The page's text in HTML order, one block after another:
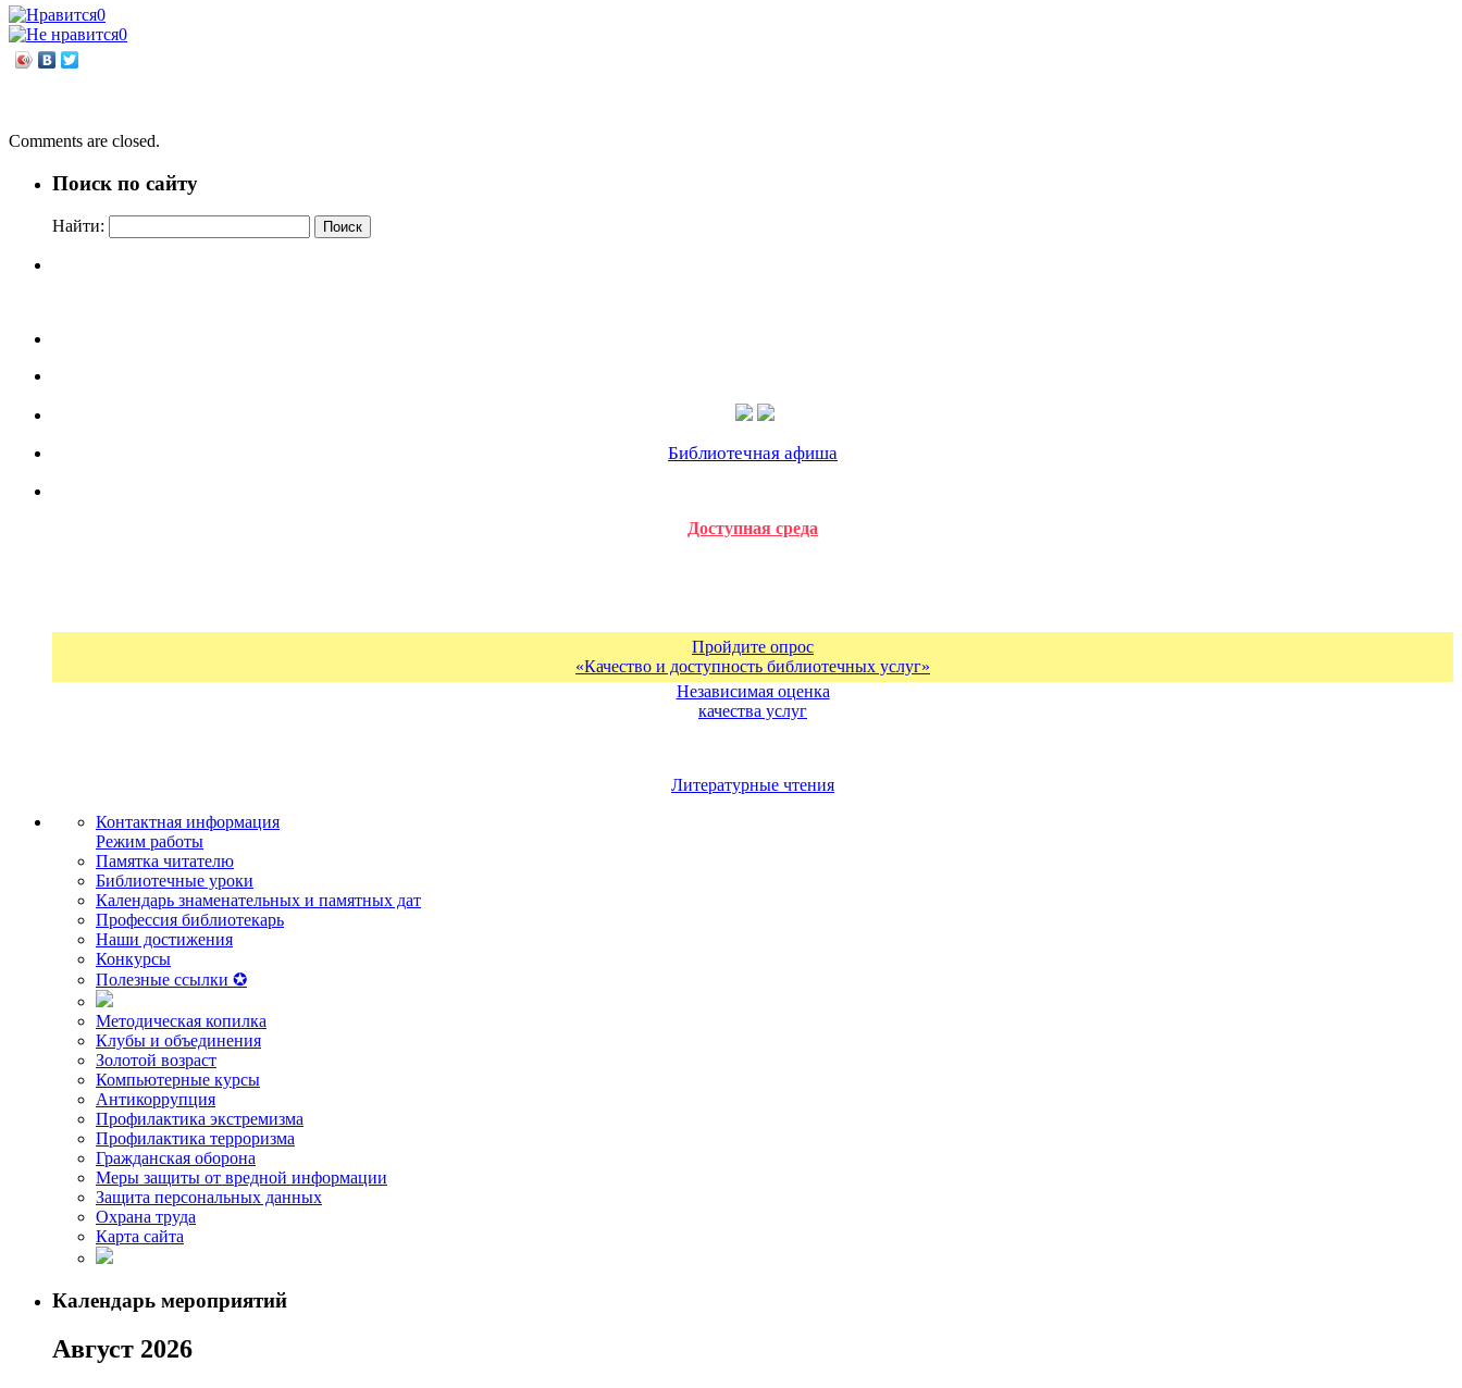
0
0
Comments are closed.
Поиск по сайту
Найти:
Библиотечная афиша
Доступная среда
Пройдите опрос
«Качество и доступность библиотечных услуг»
Независимая оценка
качества услуг
Литературные чтения
Контактная информация
Режим работы
Памятка читателю
Библиотечные уроки
Календарь знаменательных и памятных дат
Профессия библиотекарь
Наши достижения
Конкурсы
Полезные ссылки ✪
Методическая копилка
Клубы и объединения
Золотой возраст
Компьютерные курсы
Антикоррупция
Профилактика экстремизма
Профилактика терроризма
Гражданская оборона
Меры защиты от вредной информации
Защита персональных данных
Охрана труда
Карта сайта
Календарь мероприятий
Август 2026